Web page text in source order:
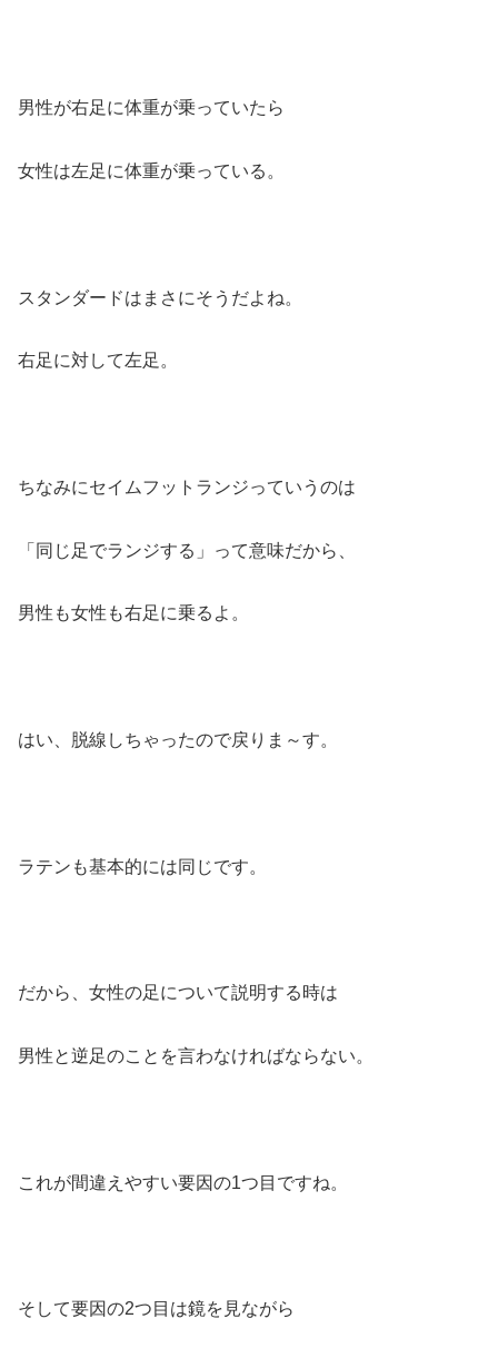
男性が右足に体重が乗っていたら
女性は左足に体重が乗っている。
スタンダードはまさにそうだよね。
右足に対して左足。
ちなみにセイムフットランジっていうのは
「同じ足でランジする」って意味だから、
男性も女性も右足に乗るよ。
はい、脱線しちゃったので戻りま～す。
ラテンも基本的には同じです。
だから、女性の足について説明する時は
男性と逆足のことを言わなければならない。
これが間違えやすい要因の1つ目ですね。
そして要因の2つ目は鏡を見ながら